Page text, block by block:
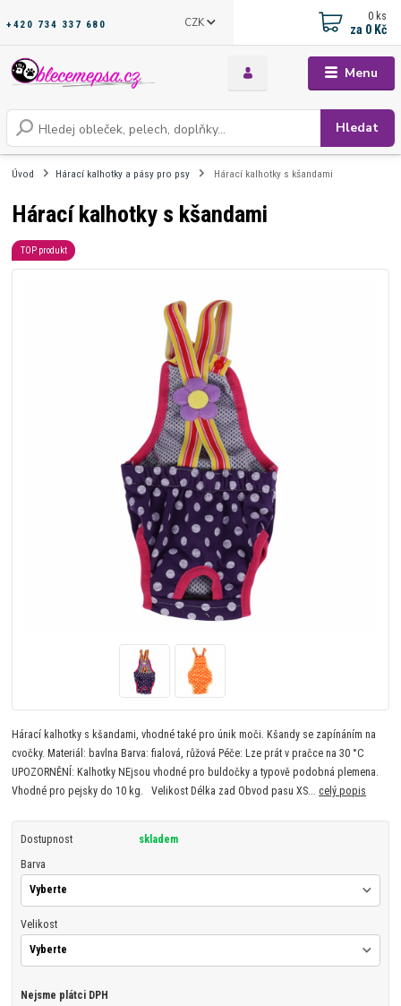
Menu
CZK
Hledat
+420 734 337 680
0 ks
za 0 Kč
Úvod Hárací kalhotky a pásy pro psy Hárací kalhotky s kšandami
Hárací kalhotky s kšandami
TOP produkt
Hárací kalhotky s kšandami, vhodné také pro únik moči. Kšandy se zapínáním na
cvočky. Materiál: bavlna Barva: fialová, růžová Péče: Lze prát v pračce na 30 °C
UPOZORNĚNÍ: Kalhotky NEjsou vhodné pro buldočky a typově podobná plemena.
Vhodné pro pejsky do 10 kg. Velikost Délka zad Obvod pasu XS...celý popis
Dostupnost skladem
Barva
Velikost
Nejsme plátci DPH